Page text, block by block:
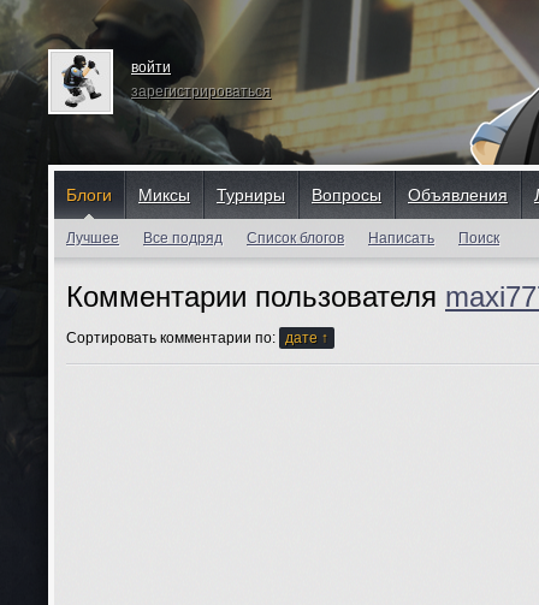
войти
зарегистрироваться
Блоги Миксы Турниры Вопросы Объявления
Лучшее Все подряд Список блогов Написать Поиск
Комментарии пользователя
Сортировать комментарии по: дате ↑